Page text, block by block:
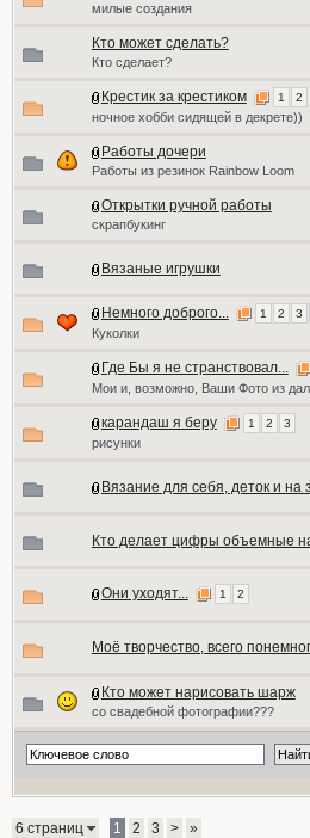
милые создания
Кто может сделать?
Кто сделает?
Крестик за крестиком 1 2
ночное хобби сидящей в декрете))
Работы дочери
Работы из резинок Rainbow Loom
Открытки ручной работы
скрапбукинг
Вязаные игрушки
Немного доброго... 1 2 3
Куколки
Где Бы я не странствовал...
Мои и, возможно, Ваши Фото из
карандаш я беру 1 2 3
рисунки
Вязание для себя, деток и на
Кто делает цифры объемные
Они уходят... 1 2
Моё творчество, всего
Кто может нарисовать шарж
со свадебной фотографии???
6 страниц 1 2 3 > »